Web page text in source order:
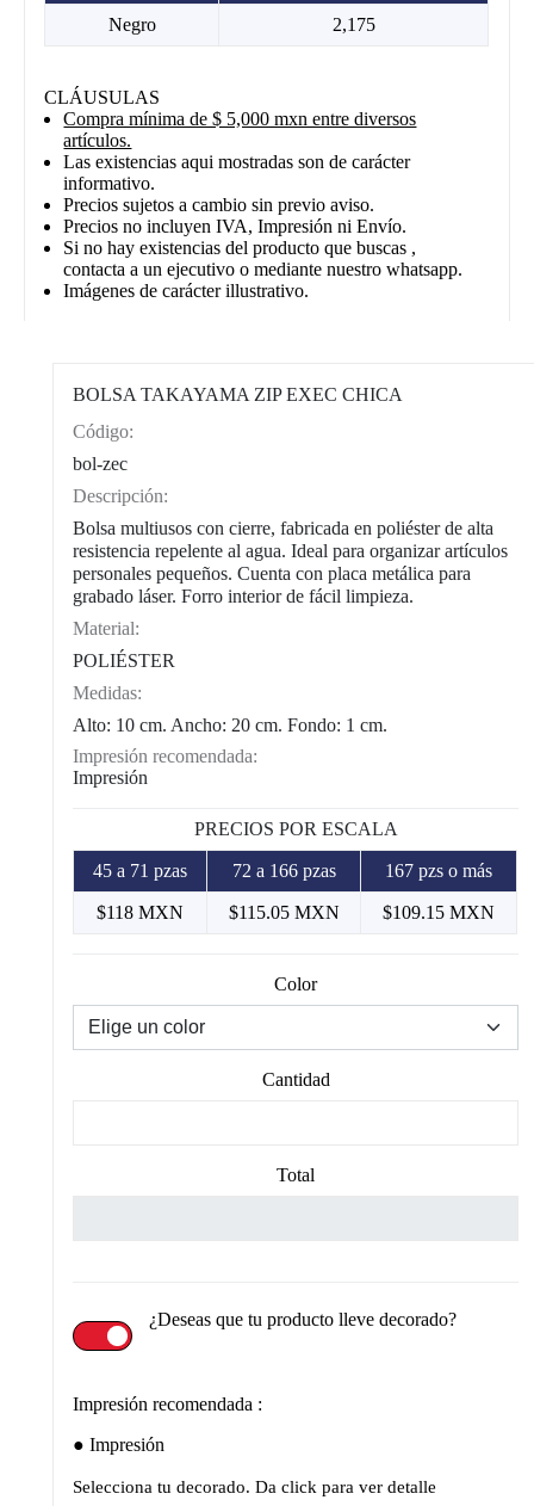
Negro 2,175
CLÁUSULAS
Compra mínima de $ 5,000 mxn entre diversos
artículos.
Las existencias aqui mostradas son de carácter
informativo.
Precios sujetos a cambio sin previo aviso.
Precios no incluyen IVA, Impresión ni Envío.
Si no hay existencias del producto que buscas ,
contacta a un ejecutivo o mediante nuestro whatsapp.
Imágenes de carácter illustrativo.
BOLSA TAKAYAMA ZIP EXEC CHICA
Código:
bol-zec
Descripción:
Bolsa multiusos con cierre, fabricada en poliéster de alta
resistencia repelente al agua. Ideal para organizar artículos
personales pequeños. Cuenta con placa metálica para
grabado láser. Forro interior de fácil limpieza.
Material:
POLIÉSTER
Medidas:
Alto: 10 cm. Ancho: 20 cm. Fondo: 1 cm.
Impresión recomendada:
Impresión
PRECIOS POR ESCALA
45 a 71 pzas 72 a 166 pzas 167 pzs o más
$118 MXN $115.05 MXN $109.15 MXN
Color
Cantidad
Total
¿Deseas que tu producto lleve decorado?
Impresión recomendada :
Impresión
Selecciona tu decorado. Da click para ver detalle